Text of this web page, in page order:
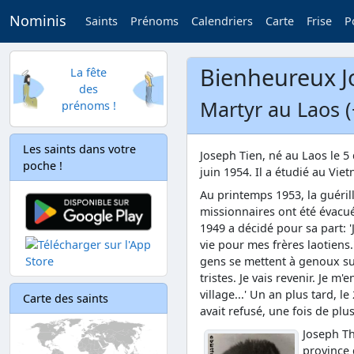
Nominis Saints Prénoms Calendriers Carte Frise
La fête
des
prénoms !
Les saints dans votre
poche !
Carte des saints
Bienheureux
Martyr au Laos
Joseph Tien, né au Laos le
juin 1954. Il a étudié au
Au printemps 1953, la
missionnaires ont été
1949 a décidé pour sa part:
vie pour mes frères
gens se mettent à genoux
tristes. Je vais revenir. Je
village...' Un an plus tard,
avait refusé, une fois de
Joseph
province